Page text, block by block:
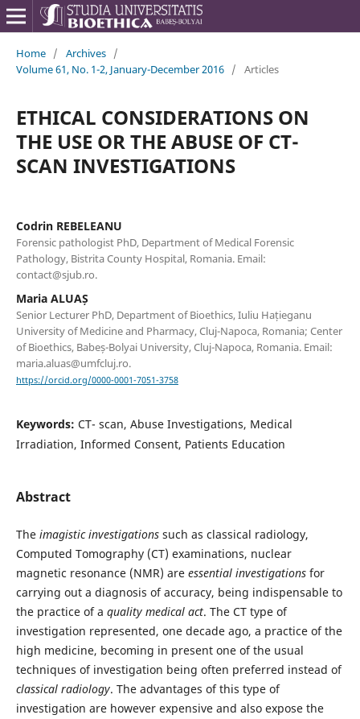
Home / Archives /
Volume 61, No. 1-2, January-December 2016 / Articles
ETHICAL CONSIDERATIONS ON
THE USE OR THE ABUSE OF CT-
SCAN INVESTIGATIONS
Codrin REBELEANU
Forensic pathologist PhD, Department of Medical Forensic
Pathology, Bistrita County Hospital, Romania. Email:
contact@sjub.ro.
Maria ALUAȘ
Senior Lecturer PhD, Department of Bioethics, Iuliu Hațieganu
University of Medicine and Pharmacy, Cluj-Napoca, Romania; Center
of Bioethics, Babeș-Bolyai University, Cluj-Napoca, Romania. Email:
maria.aluas@umfcluj.ro.
https://orcid.org/0000-0001-7051-3758
Keywords: CT- scan, Abuse Investigations, Medical
Irradiation, Informed Consent, Patients Education
Abstract
The imagistic investigationssuch as classical radiology,
Computed Tomography (CT) examinations, nuclear
magnetic resonance (NMR) are essential investigationsfor
carrying out a diagnosis of accuracy, being indispensable to
the practice of a quality medical act. The CT type of
investigation represented, one decade ago, a practice of the
high medicine, becoming in present one of the usual
techniques of investigation being often preferred instead of
classical radiology. The advantages of this type of
investigation are however expensive and also expose the